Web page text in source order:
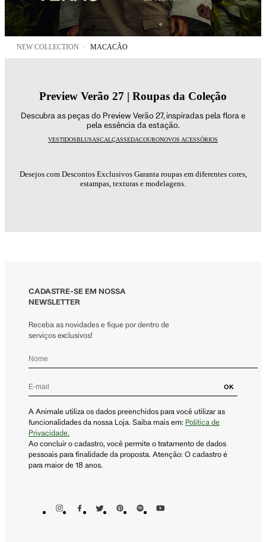
NEW COLLECTION MACACÃO
Preview Verão 27 | Roupas da Coleção
Descubra as peças do Preview Verão 27, inspiradas pela flora e
pela essência da estação.
VESTIDOSBLUSASCALÇASSEDACOURONOVOS ACESSÓRIOS
Desejos com Descontos Exclusivos Garanta roupas em diferentes cores,
estampas, texturas e modelagens.
CADASTRE-SE EM NOSSA
NEWSLETTER
Receba as novidades e fique por dentro de
serviços exclusivos!
OK
A Animale utiliza os dados preenchidos para você utilizar as
funcionalidades da nossa Loja. Saiba mais em: Política de
Privacidade.
Ao concluir o cadastro, você permite o tratamento de dados
pessoais para finalidade da proposta. Atenção: O cadastro é
para maior de 18 anos.